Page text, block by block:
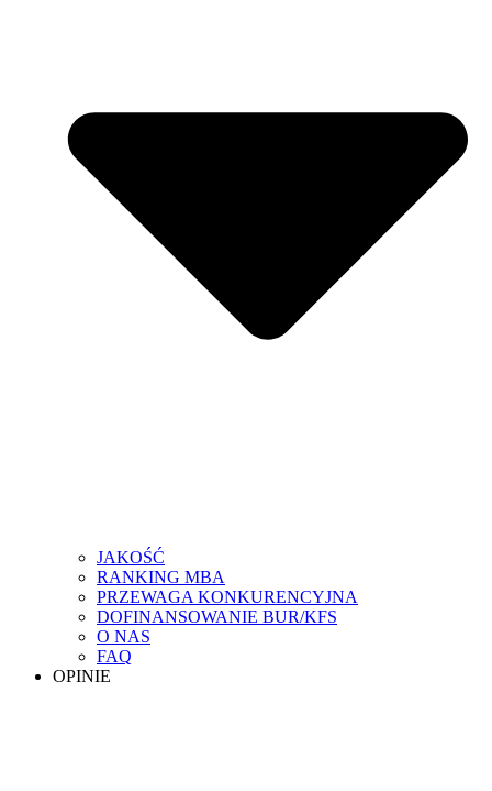
JAKOŚĆ
RANKING MBA
PRZEWAGA KONKURENCYJNA
DOFINANSOWANIE BUR/KFS
O NAS
FAQ
OPINIE